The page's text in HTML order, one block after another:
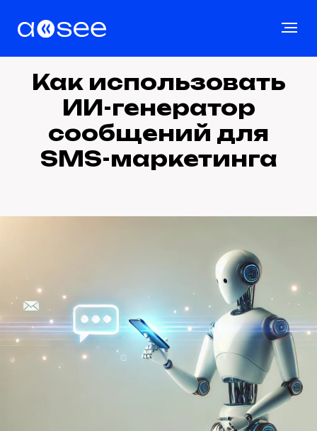
Как использовать
ИИ-генератор
сообщений для
SMS-маркетинга